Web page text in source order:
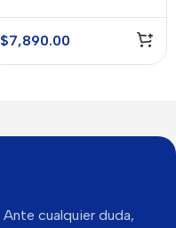
$7,890.00
Ante cualquier duda,